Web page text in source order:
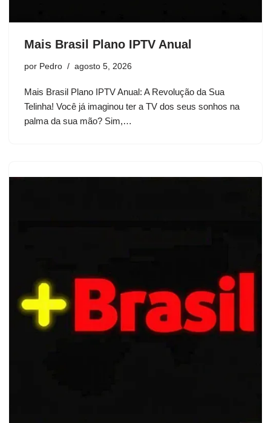
Mais Brasil Plano IPTV Anual
por Pedro agosto 5, 2026
Mais Brasil Plano IPTV Anual: A Revolução da Sua
Telinha! Você já imaginou ter a TV dos seus sonhos na
palma da sua mão? Sim,…